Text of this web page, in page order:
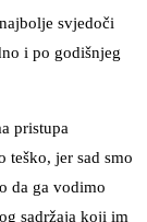
svjedoči
i po godišnjeg
pristupa
teško, jer sad smo
da ga vodimo
sadržaja koji im